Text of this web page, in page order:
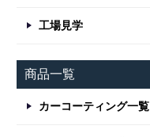
工場見学
商品一覧
カーコーティング一覧